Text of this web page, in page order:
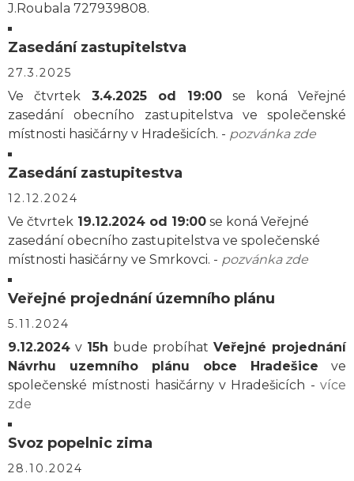
J.Roubala 727939808.
Zasedání zastupitelstva
27.3.2025
Ve čtvrtek 3.4.2025 od 19:00 se koná Veřejné
zasedání obecního zastupitelstva ve společenské
místnosti hasičárny v Hradešicích. - pozvánka zde
Zasedání zastupitestva
12.12.2024
Ve čtvrtek 19.12.2024 od 19:00 se koná Veřejné
zasedání obecního zastupitelstva ve společenské
místnosti hasičárny ve Smrkovci. - pozvánka zde
Veřejné projednání územního plánu
5.11.2024
9.12.2024 v 15h bude probíhat Veřejné projednání
Návrhu uzemního plánu obce Hradešice ve
společenské místnosti hasičárny v Hradešicích - více
zde
Svoz popelnic zima
28.10.2024